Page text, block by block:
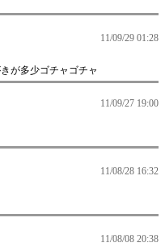
11/09/29 01:28
が多少ゴチャゴチャ
11/09/27 19:00
11/08/28 16:32
11/08/08 20:38